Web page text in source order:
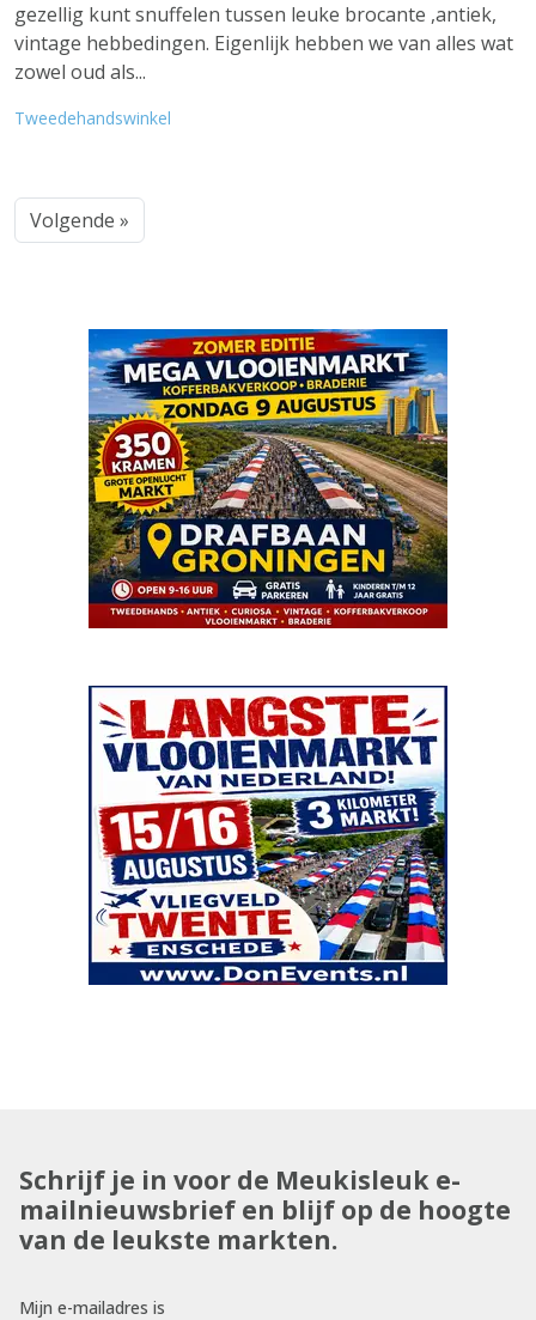
gezellig kunt snuffelen tussen leuke brocante ,antiek,
vintage hebbedingen. Eigenlijk hebben we van alles wat
zowel oud als...
Tweedehandswinkel
Volgende »
Schrijf je in voor de Meukisleuk e-
mailnieuwsbrief en blijf op de hoogte
van de leukste markten.
Mijn e-mailadres is